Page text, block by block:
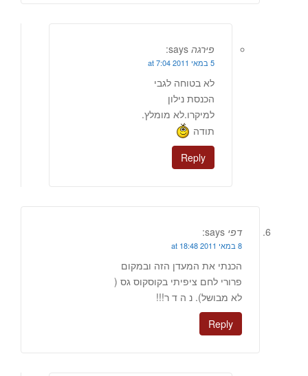
פירגה says:
5 במאי 2011 at 7:04
לא בטוחה לגבי
הכנסת נילון
למיקרו.לא מומלץ.
תודה
Reply
דפי says:
8 במאי 2011 at 18:48
הכנתי את המעדן הזה ובמקום
פרורי לחם ציפיתי בקוסקוס גס (
לא מבושל). נ ה ד ר!!!
Reply